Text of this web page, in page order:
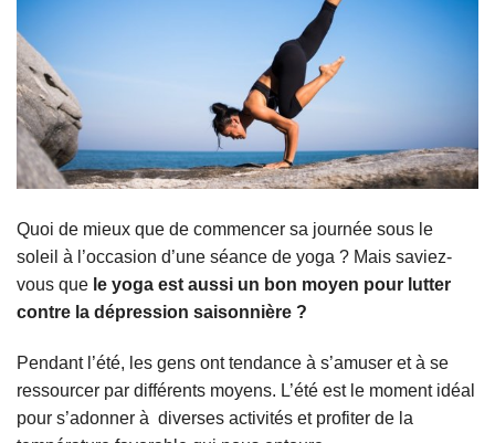
Quoi de mieux que de commencer sa journée sous le
soleil à l’occasion d’une séance de yoga ? Mais saviez-
vous que le yoga est aussi un bon moyen pour lutter
contre la dépression saisonnière ?
Pendant l’été, les gens ont tendance à s’amuser et à se
ressourcer par différents moyens. L’été est le moment idéal
pour s’adonner à diverses activités et profiter de la